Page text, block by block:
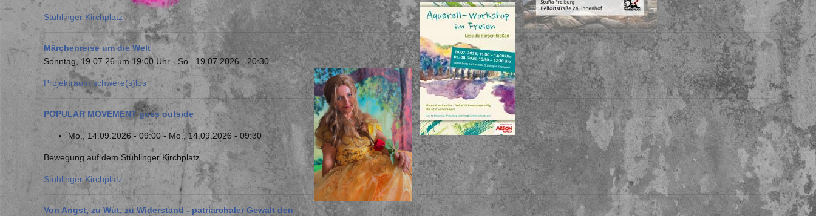
Stühlinger Kirchplatz
Märchenreise um die Welt
Sonntag, 19.07.26 um 19:00 Uhr -So., 19.07.2026 - 20:30
Projektraum schwere(s)los
POPULAR MOVEMENT goes outside
Mo., 14.09.2026 - 09:00-Mo., 14.09.2026 - 09:30
Bewegung auf dem Stühlinger Kirchplatz
Stühlinger Kirchplatz
Von Angst, zu Wut, zu Widerstand - patriarchaler Gewalt den